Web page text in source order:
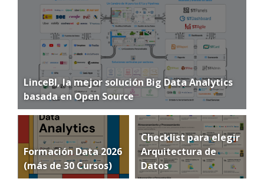
LinceBI, la mejor solución Big Data Analytics
basada en Open Source
Formación Data 2026
(más de 30 Cursos)
Checklist para elegir
Arquitectura de
Datos